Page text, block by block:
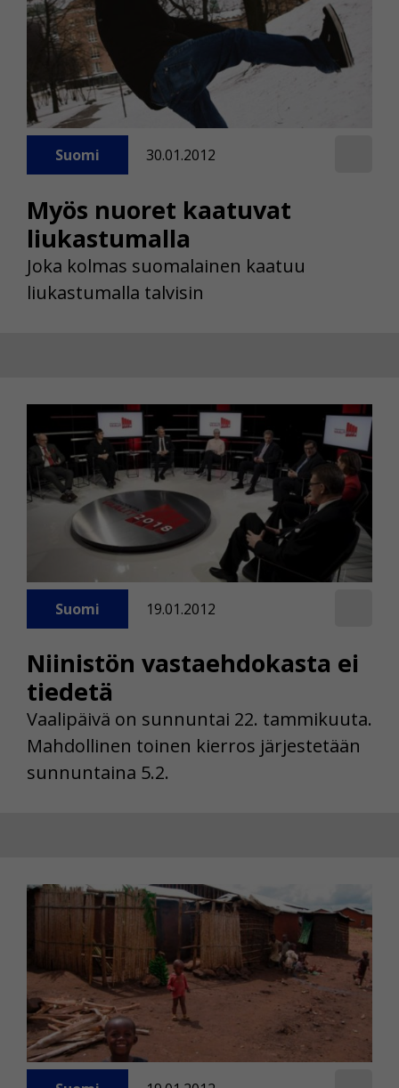
Myös nuoret kaatuvat
liukastumalla
Suomi 30.01.2012
Joka kolmas suomalainen kaatuu
liukastumalla talvisin
Niinistön vastaehdokasta ei
tiedetä
Suomi 19.01.2012
Vaalipäivä on sunnuntai 22. tammikuuta.
Mahdollinen toinen kierros järjestetään
sunnuntaina 5.2.